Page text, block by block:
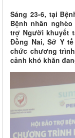
Sáng 23-6, tại
Bệnh nhân
trợ Người khuyết
Đồng Nai, Sở Y
chức chương
cảnh khó khăn